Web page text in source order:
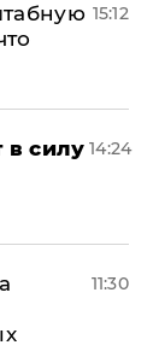
15:12
в силу 14:24
11:30